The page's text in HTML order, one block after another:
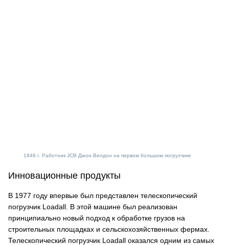
1948 г. Работник JCB Джон Вилдон на первом большом погрузчике
Инновационные продукты
В 1977 году впервые был представлен телескопический
погрузчик Loadall. В этой машине был реализован
принципиально новый подход к обработке грузов на
строительных площадках и сельскохозяйственных фермах.
Телескопический погрузчик Loadall оказался одним из самых